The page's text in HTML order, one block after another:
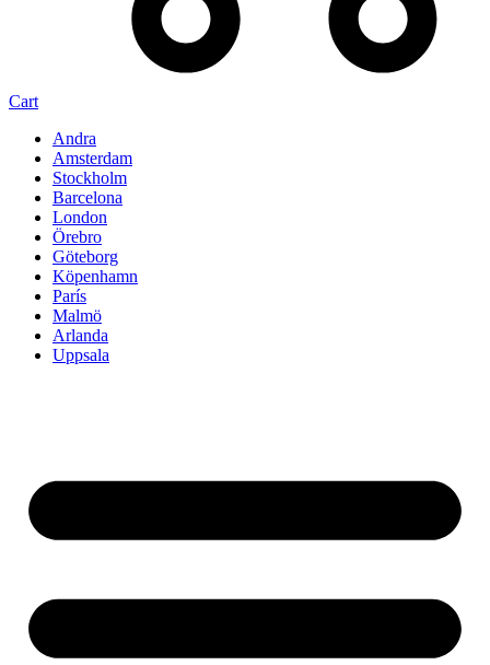
Cart
Andra
Amsterdam
Stockholm
Barcelona
London
Örebro
Göteborg
Köpenhamn
París
Malmö
Arlanda
Uppsala